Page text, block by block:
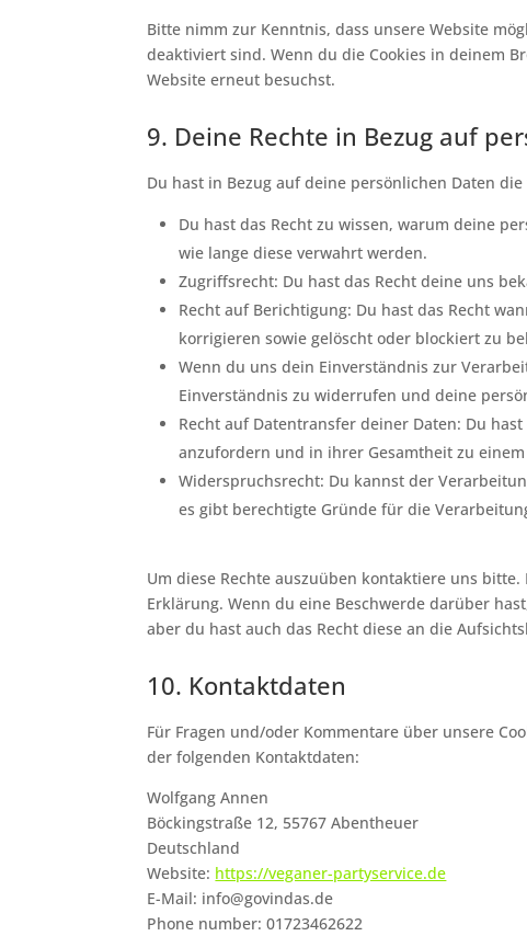
Bitte nimm zur Kenntnis, dass unsere Website
deaktiviert sind. Wenn du die Cookies in deinem
Website erneut besuchst.
9. Deine Rechte in Bezug auf
Du hast in Bezug auf deine persönlichen Daten
Du hast das Recht zu wissen, warum deine
wie lange diese verwahrt werden.
Zugriffsrecht: Du hast das Recht deine uns
Recht auf Berichtigung: Du hast das Recht
korrigieren sowie gelöscht oder blockiert zu
Wenn du uns dein Einverständnis zur
Einverständnis zu widerrufen und deine
Recht auf Datentransfer deiner Daten: Du
anzufordern und in ihrer Gesamtheit zu
Widerspruchsrecht: Du kannst der
es gibt berechtigte Gründe für die
Um diese Rechte auszuüben kontaktiere uns
Erklärung. Wenn du eine Beschwerde darüber
aber du hast auch das Recht diese an die
10. Kontaktdaten
Für Fragen und/oder Kommentare über unsere
der folgenden Kontaktdaten:
Wolfgang Annen
Böckingstraße 12, 55767 Abentheuer
Deutschland
Website: https://veganer-partyservice.de
E-Mail: info@govindas.de
Phone number: 01723462622